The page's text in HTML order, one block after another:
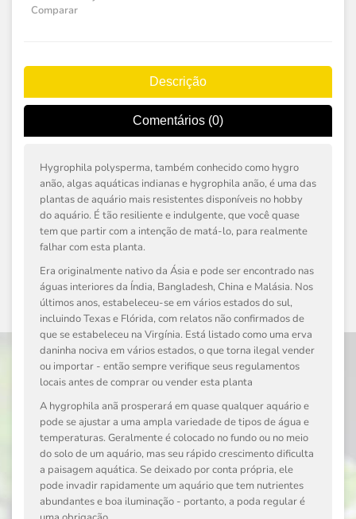
Comparar
Descrição
Comentários (0)
Hygrophila polysperma, também conhecido como hygro
anão, algas aquáticas indianas e hygrophila anão, é uma das
plantas de aquário mais resistentes disponíveis no hobby
do aquário. É tão resiliente e indulgente, que você quase
tem que partir com a intenção de matá-lo, para realmente
falhar com esta planta.
Era originalmente nativo da Ásia e pode ser encontrado nas
águas interiores da Índia, Bangladesh, China e Malásia. Nos
últimos anos, estabeleceu-se em vários estados do sul,
incluindo Texas e Flórida, com relatos não confirmados de
que se estabeleceu na Virgínia. Está listado como uma erva
daninha nociva em vários estados, o que torna ilegal vender
ou importar - então sempre verifique seus regulamentos
locais antes de comprar ou vender esta planta
A hygrophila anã prosperará em quase qualquer aquário e
pode se ajustar a uma ampla variedade de tipos de água e
temperaturas. Geralmente é colocado no fundo ou no meio
do solo de um aquário, mas seu rápido crescimento dificulta
a paisagem aquática. Se deixado por conta própria, ele
pode invadir rapidamente um aquário que tem nutrientes
abundantes e boa iluminação - portanto, a poda regular é